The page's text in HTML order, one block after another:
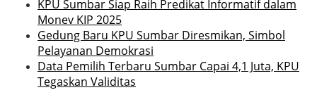
KPU Sumbar Siap Raih Predikat Informatif dalam
Monev KIP 2025
Gedung Baru KPU Sumbar Diresmikan, Simbol
Pelayanan Demokrasi
Data Pemilih Terbaru Sumbar Capai 4,1 Juta, KPU
Tegaskan Validitas